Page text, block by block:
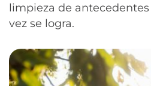
limpieza de
vez se logra.